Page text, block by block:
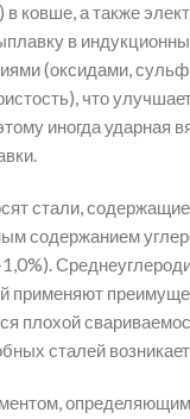
ковше, а также
в
(оксидами,
что
иногда ударная
стали,
содержанием
применяют
плохой
сталей
определяющим